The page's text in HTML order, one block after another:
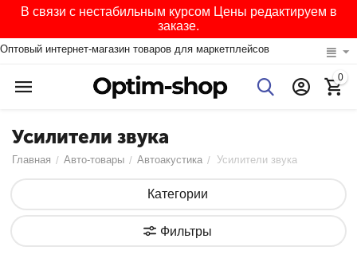
В связи с нестабильным курсом Цены редактируем в
заказе.
Оптовый интернет-магазин товаров для маркетплейсов
0
Усилители звука
Главная / Авто-товары / Автоакустика / Усилители звука
Категории
Фильтры